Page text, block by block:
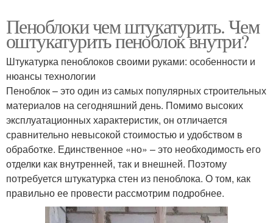
Пеноблоки чем штукатурить. Чем
оштукатурить пеноблок внутри?
Штукатурка пеноблоков своими руками: особенности и
нюансы технологии
Пеноблок – это один из самых популярных строительных
материалов на сегодняшний день. Помимо высоких
эксплуатационных характеристик, он отличается
сравнительно невысокой стоимостью и удобством в
обработке. Единственное «но» – это необходимость его
отделки как внутренней, так и внешней. Поэтому
потребуется штукатурка стен из пеноблока. О том, как
правильно ее провести рассмотрим подробнее.